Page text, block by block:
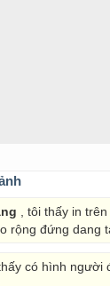
, tôi thấy in
rộng đứng dang
có hình người